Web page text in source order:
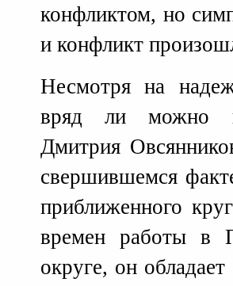
конфликтом, но
и конфликт
Несмотря на
вряд ли можно
Дмитрия
свершившемся
приближенного
времен работы в
округе, он